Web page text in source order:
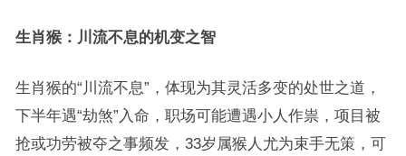
生肖猴：川流不息的机变之智
生肖猴的“川流不息”，体现为其灵活多变的处世之道，
下半年遇“劫煞”入命，职场可能遭遇小人作祟，项目被
抢或功劳被夺之事频发，33岁属猴人尤为束手无策，可